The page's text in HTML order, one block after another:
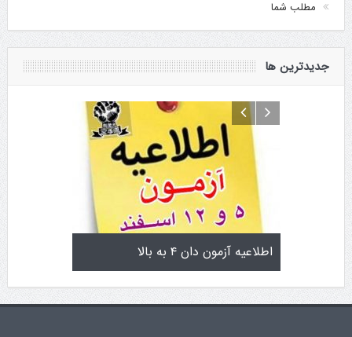
مطلب شما
جدیدترین ها
اطلاعیه آزمون دان ۴ به بالا سن سی گوگن یاماگوچی